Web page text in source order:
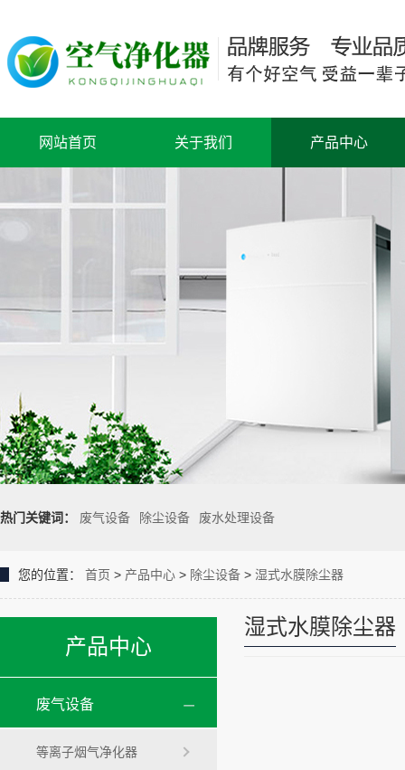
网站首页 关于我们 产品中心
热门关键词： 废气设备 除尘设备 废水处理设备
您的位置： 首页 > 产品中心 > 除尘设备 > 湿式水膜除尘器
产品中心
废气设备
等离子烟气净化器
湿式水膜除尘器